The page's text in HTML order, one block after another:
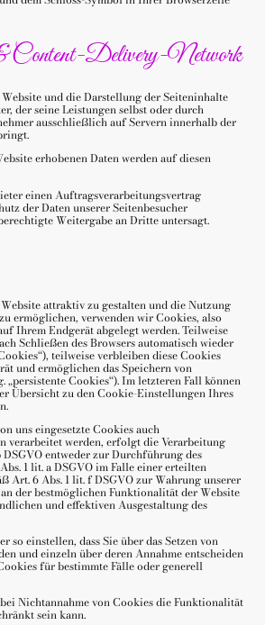
Delivery-Network
und die Darstellung der Seiteninhalte
der seine Leistungen selbst oder durch
ausschließlich auf Servern innerhalb der
erhobenen Daten werden auf diesen
einen Auftragsverarbeitungsvertrag
der Daten unserer Seitenbesucher
Weitergabe an Dritte untersagt.
attraktiv zu gestalten und die Nutzung
ermöglichen, verwenden wir Cookies, also
Ihrem Endgerät abgelegt werden. Teilweise
Schließen des Browsers automatisch wieder
teilweise verbleiben diese Cookies
und ermöglichen das Speichern von
„persistente Cookies“). Im letzteren Fall können
Übersicht zu den Cookie-Einstellungen Ihres
uns eingesetzte Cookies auch
verarbeitet werden, erfolgt die Verarbeitung
DSGVO entweder zur Durchführung des
1 lit. a DSGVO im Falle einer erteilten
Art. 6 Abs. 1 lit. f DSGVO zur Wahrung unserer
der bestmöglichen Funktionalität der Website
und effektiven Ausgestaltung des
so einstellen, dass Sie über das Setzen von
und einzeln über deren Annahme entscheiden
für bestimmte Fälle oder generell
Nichtannahme von Cookies die Funktionalität
sein kann.